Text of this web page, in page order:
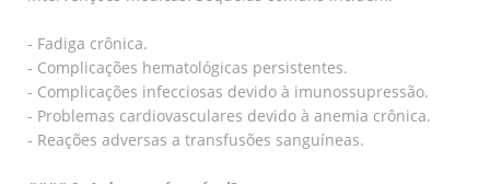
- Fadiga crônica.
- Complicações hematológicas persistentes.
- Complicações infecciosas devido à imunossupressão.
- Problemas cardiovasculares devido à anemia crônica.
- Reações adversas a transfusões sanguíneas.